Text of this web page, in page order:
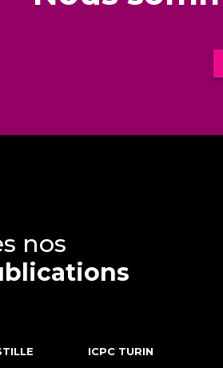
nos
ICPC TURIN